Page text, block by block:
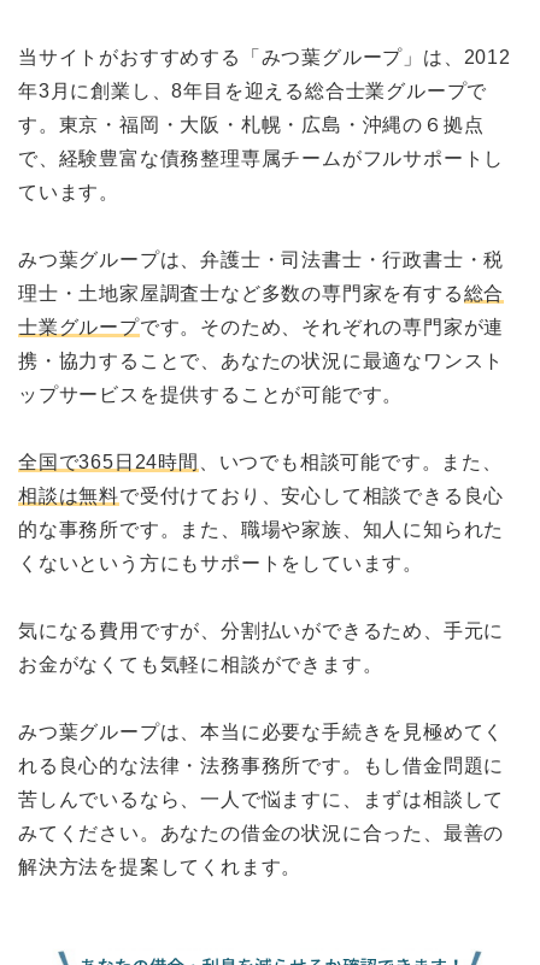
当サイトがおすすめする「みつ葉グループ」は、2012
年3月に創業し、8年目を迎える総合士業グループで
す。東京・福岡・大阪・札幌・広島・沖縄の６拠点
で、経験豊富な債務整理専属チームがフルサポートし
ています。
みつ葉グループは、弁護士・司法書士・行政書士・税
理士・土地家屋調査士など多数の専門家を有する総合
士業グループです。そのため、それぞれの専門家が連
携・協力することで、あなたの状況に最適なワンスト
ップサービスを提供することが可能です。
全国で365日24時間
、いつでも相談可能です。また、
相談は無料で受付けており、安心して相談できる良心
的な事務所です。また、職場や家族、知人に知られた
くないという方にもサポートをしています。
気になる費用ですが、分割払いができるため、手元に
お金がなくても気軽に相談ができます。
みつ葉グループは、本当に必要な手続きを見極めてく
れる良心的な法律・法務事務所です。もし借金問題に
苦しんでいるなら、一人で悩ますに、まずは相談して
みてください。あなたの借金の状況に合った、最善の
解決方法を提案してくれます。